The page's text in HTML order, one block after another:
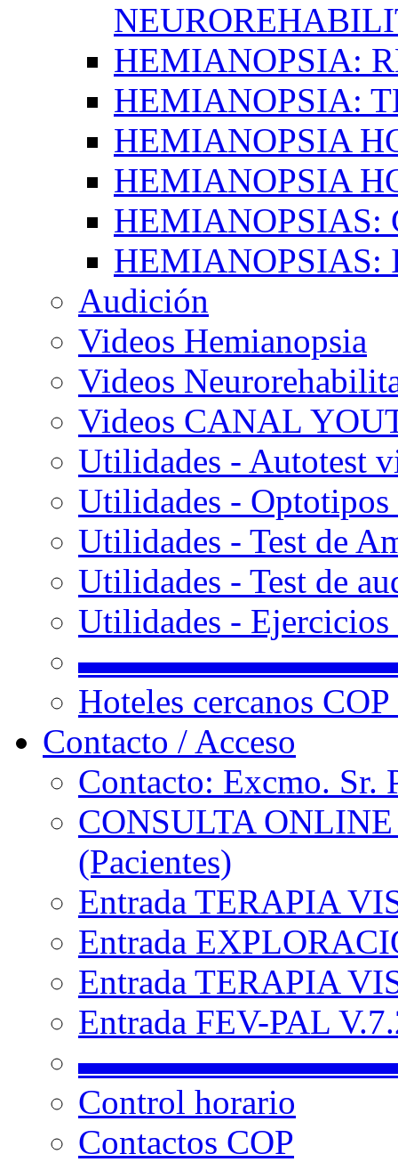
HEMIANOPSIA:
HEMIANOPSIA:
HEMIANOPSIA
HEMIANOPSIA
HEMIANOPSIAS:
HEMIANOPSIAS:
Audición
Videos Hemianopsia
Videos
Videos CANAL
Utilidades - Autotest
Utilidades -
Utilidades - Test de
Utilidades - Test de
Utilidades -
Hoteles cercanos
Contacto / Acceso
Contacto: Excmo. Sr.
CONSULTA
(Pacientes)
Entrada TERAPIA
Entrada
Entrada TERAPIA
Entrada FEV-PAL
Control horario
Contactos COP